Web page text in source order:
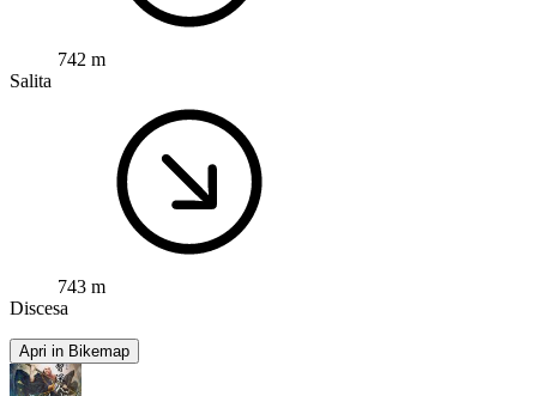
742 m
Salita
743 m
Discesa
Apri in Bikemap